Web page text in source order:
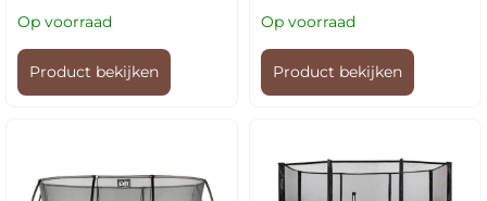
Op voorraad
Product bekijken
Op voorraad
Product bekijken